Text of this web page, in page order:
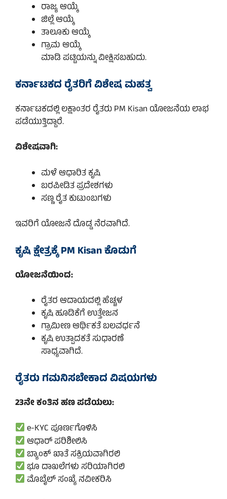
ರಾಜ್ಯ ಆಯ್ಕೆ
ಜಿಲ್ಲೆ ಆಯ್ಕೆ
ತಾಲೂಕು ಆಯ್ಕೆ
ಗ್ರಾಮ ಆಯ್ಕೆ
ಮಾಡಿ ಪಟ್ಟಿಯನ್ನು ವೀಕ್ಷಿಸಬಹುದು.
ಕರ್ನಾಟಕದ ರೈತರಿಗೆ ವಿಶೇಷ ಮಹತ್ವ
ಕರ್ನಾಟಕದಲ್ಲಿ ಲಕ್ಷಾಂತರ ರೈತರು PM Kisan ಯೋಜನೆಯ ಲಾಭ
ಪಡೆಯುತ್ತಿದ್ದಾರೆ.
ವಿಶೇಷವಾಗಿ:
ಮಳೆ ಆಧಾರಿತ ಕೃಷಿ
ಬರಪೀಡಿತ ಪ್ರದೇಶಗಳು
ಸಣ್ಣ ರೈತ ಕುಟುಂಬಗಳು
ಇವರಿಗೆ ಯೋಜನೆ ದೊಡ್ಡ ನೆರವಾಗಿದೆ.
ಕೃಷಿ ಕ್ಷೇತ್ರಕ್ಕೆ PM Kisan ಕೊಡುಗೆ
ಯೋಜನೆಯಿಂದ:
ರೈತರ ಆದಾಯದಲ್ಲಿ ಹೆಚ್ಚಳ
ಕೃಷಿ ಹೂಡಿಕೆಗೆ ಉತ್ತೇಜನ
ಗ್ರಾಮೀಣ ಆರ್ಥಿಕತೆ ಬಲವರ್ಧನೆ
ಕೃಷಿ ಉತ್ಪಾದಕತೆ ಸುಧಾರಣೆ
ಸಾಧ್ಯವಾಗಿದೆ.
ರೈತರು ಗಮನಿಸಬೇಕಾದ ವಿಷಯಗಳು
23ನೇ ಕಂತಿನ ಹಣ ಪಡೆಯಲು:
e-KYC ಪೂರ್ಣಗೊಳಿಸಿ
ಆಧಾರ್ ಪರಿಶೀಲಿಸಿ
ಬ್ಯಾಂಕ್ ಖಾತೆ ಸಕ್ರಿಯವಾಗಿರಲಿ
ಭೂ ದಾಖಲೆಗಳು ಸರಿಯಾಗಿರಲಿ
ಮೊಬೈಲ್ ಸಂಖ್ಯೆ ನವೀಕರಿಸಿ